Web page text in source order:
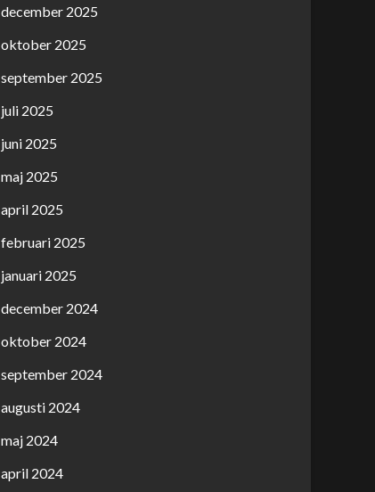
december 2025
oktober 2025
september 2025
juli 2025
juni 2025
maj 2025
april 2025
februari 2025
januari 2025
december 2024
oktober 2024
september 2024
augusti 2024
maj 2024
april 2024